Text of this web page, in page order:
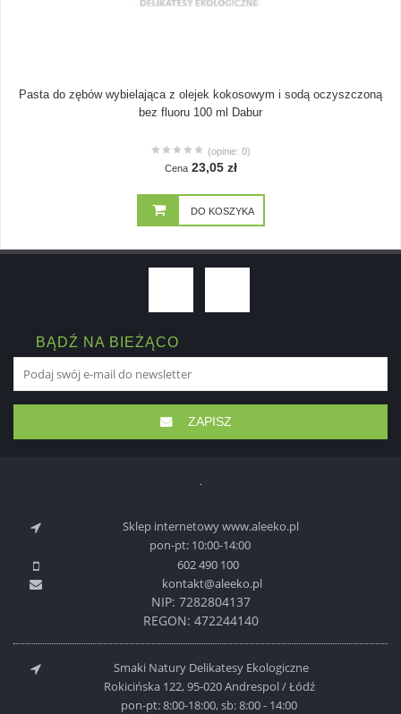
Pasta do zębów wybielająca z olejek kokosowym i sodą oczyszczoną
bez fluoru 100 ml Dabur
(opinie: 0)
Cena 23,05 zł
DO KOSZYKA
BĄDŹ NA BIEŻĄCO
ZAPISZ
Sklep internetowy www.aleeko.pl
pon-pt: 10:00-14:00
602 490 100
kontakt@aleeko.pl
NIP: 7282804137
REGON: 472244140
Smaki Natury Delikatesy Ekologiczne
Rokicińska 122, 95-020 Andrespol / Łódź
pon-pt: 8:00-18:00, sb: 8:00 - 14:00